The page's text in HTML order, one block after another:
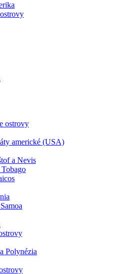
ostrovy
americké (USA)
a Nevis
Polynézia